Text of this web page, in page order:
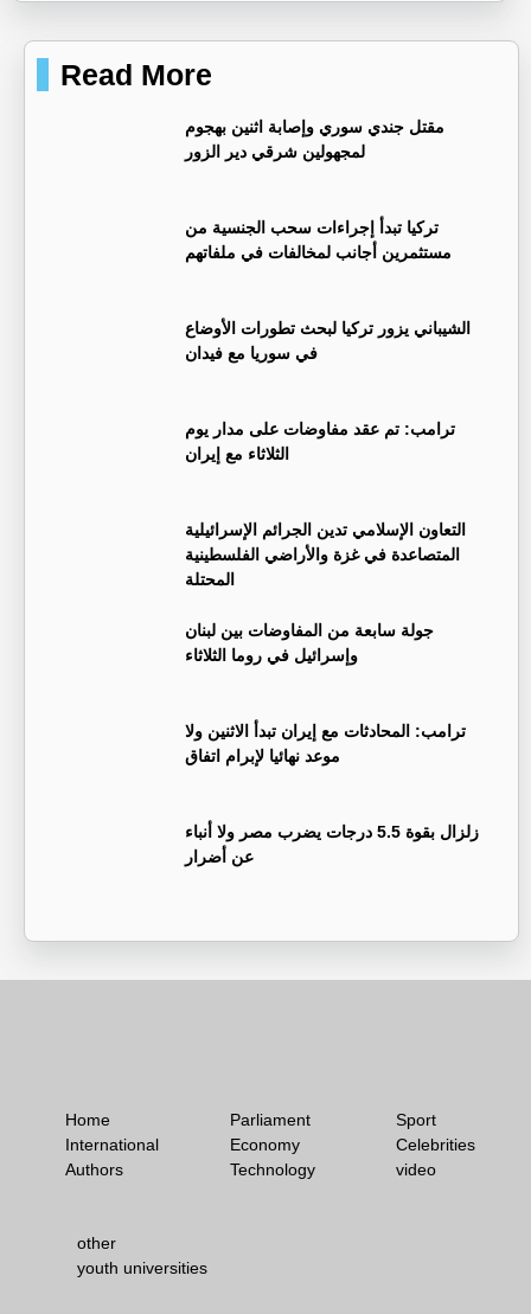
Read More
مقتل جندي سوري وإصابة اثنين بهجوم
لمجهولين شرقي دير الزور
تركيا تبدأ إجراءات سحب الجنسية من
مستثمرين أجانب لمخالفات في ملفاتهم
‏الشيباني يزور تركيا لبحث تطورات الأوضاع
في سوريا مع فيدان
ترامب: تم عقد مفاوضات على مدار يوم
الثلاثاء مع إيران
التعاون الإسلامي تدين الجرائم الإسرائيلية
المتصاعدة في غزة والأراضي الفلسطينية
المحتلة
جولة سابعة من المفاوضات بين لبنان
وإسرائيل في روما الثلاثاء
ترامب: المحادثات مع إيران تبدأ الاثنين ولا
موعد نهائيا لإبرام اتفاق
زلزال بقوة 5.5 درجات يضرب مصر ولا أنباء
عن أضرار
Home
International
Authors
Parliament
Economy
Technology
Sport
Celebrities
video
other
youth universities